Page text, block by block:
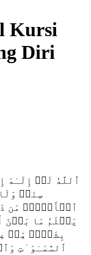
Kursi
Diri
ٱللَّهُ لَاۤ
سِنَةࣱ
ٱلۡأَرۡضِۗ مَن
یَعۡلَمُ مَا بَیۡنَ
بِشَیۡءࣲ مِّنۡ
ٱلسَّمَـٰوَ ٰ⁠تِ